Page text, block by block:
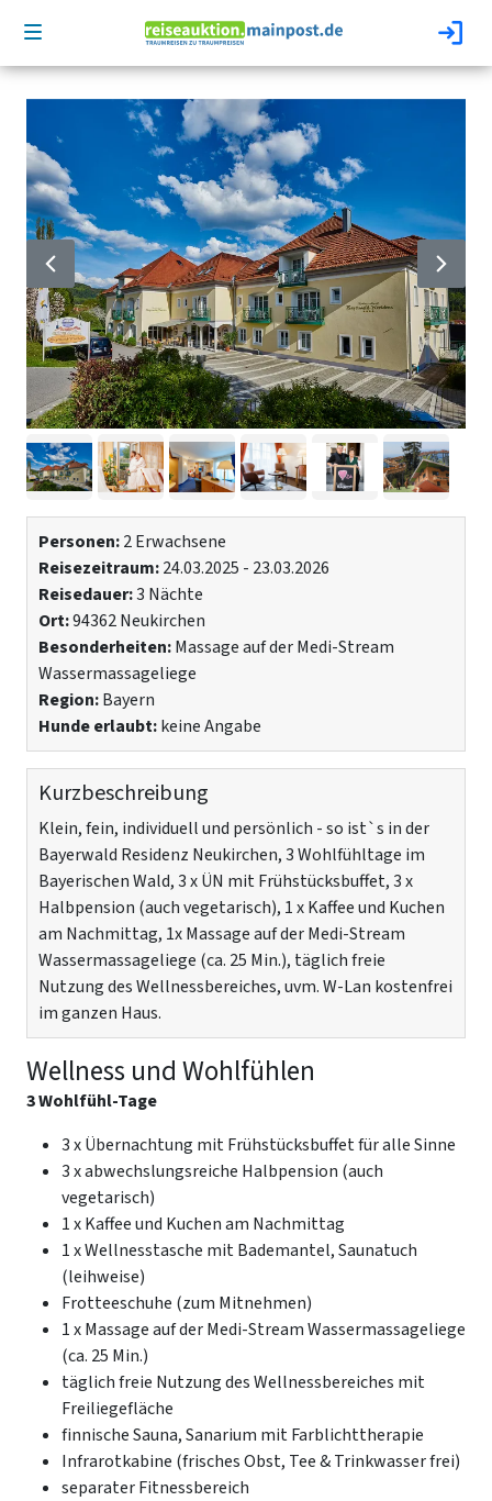
Personen:2 Erwachsene
Reisezeitraum:24.03.2025 - 23.03.2026
Reisedauer:3 Nächte
Ort:94362 Neukirchen
Besonderheiten:Massage auf der Medi-Stream
Wassermassageliege
Region:Bayern
Hunde erlaubt:keine Angabe
Kurzbeschreibung
Klein, fein, individuell und persönlich - so ist`s in der
Bayerwald Residenz Neukirchen, 3 Wohlfühltage im
Bayerischen Wald, 3 x ÜN mit Frühstücksbuffet, 3 x
Halbpension (auch vegetarisch), 1 x Kaffee und Kuchen
am Nachmittag, 1x Massage auf der Medi-Stream
Wassermassageliege (ca. 25 Min.), täglich freie
Nutzung des Wellnessbereiches, uvm. W-Lan kostenfrei
im ganzen Haus.
Wellness und Wohlfühlen
3 Wohlfühl-Tage
3 x Übernachtung mit Frühstücksbuffet für alle Sinne
3 x abwechslungsreiche Halbpension (auch
vegetarisch)
1 x Kaffee und Kuchen am Nachmittag
1 x Wellnesstasche mit Bademantel, Saunatuch
(leihweise)
Frotteeschuhe (zum Mitnehmen)
1 x Massage auf der Medi-Stream Wassermassageliege
(ca. 25 Min.)
täglich freie Nutzung des Wellnessbereiches mit
Freiliegefläche
finnische Sauna, Sanarium mit Farblichttherapie
Infrarotkabine (frisches Obst, Tee & Trinkwasser frei)
separater Fitnessbereich